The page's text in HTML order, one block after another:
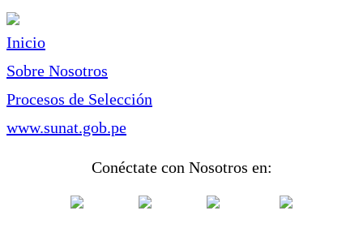
Inicio
Sobre Nosotros
Procesos de Selección
www.sunat.gob.pe
Conéctate con Nosotros en: